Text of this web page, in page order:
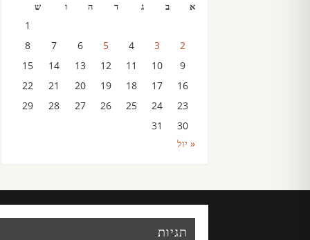
א
ב ג ד ה ו ש
1
2
3
4
5
6
7
8
9
10
11
12
13
14
15
16
17
18
19
20
21
22
23
24
25
26
27
28
29
30
31
« יול
תגיות